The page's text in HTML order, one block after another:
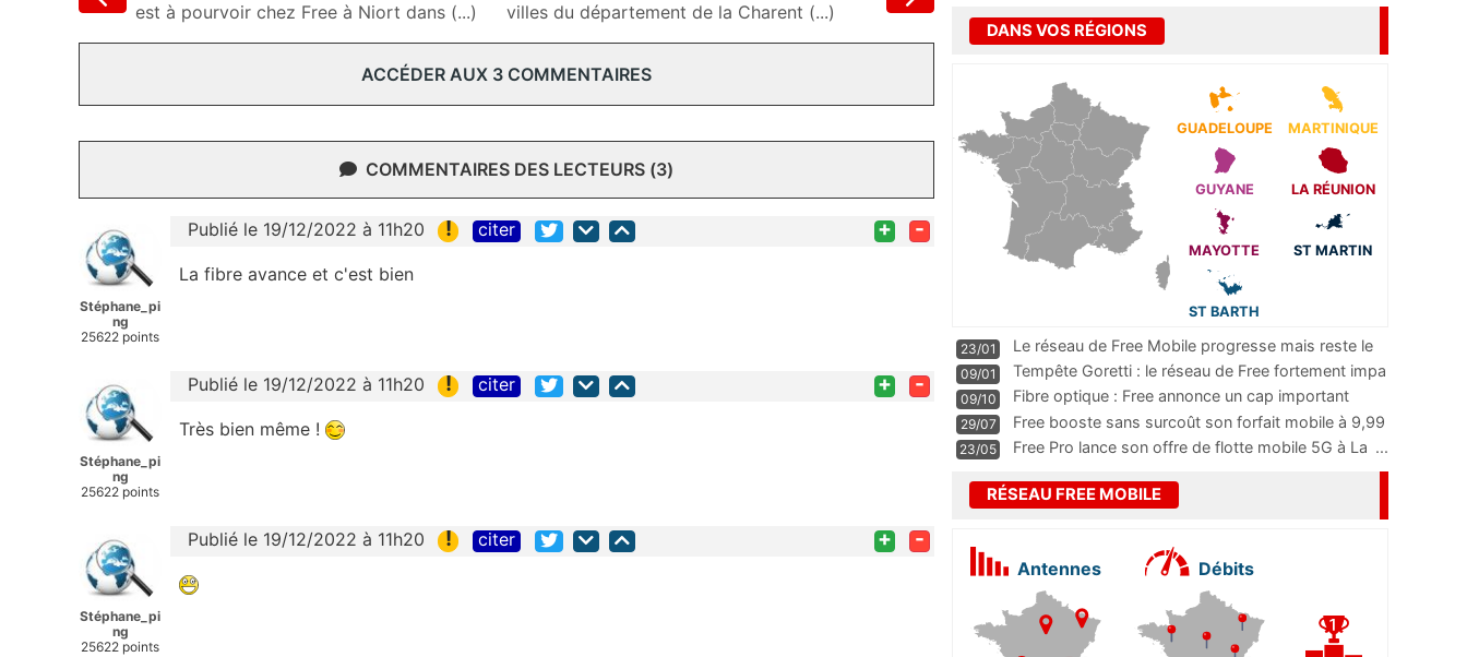
est à pourvoir chez Free à Niort dans (...)
villes du département de la Charent (...)
ACCÉDER AUX 3 COMMENTAIRES
COMMENTAIRES DES LECTEURS (3)
Stéphane_pi
ng
25622 points
Publié le 19/12/2022 à 11h20 ! citer + -
La fibre avance et c'est bien
Stéphane_pi
ng
25622 points
Publié le 19/12/2022 à 11h20 ! citer + -
Très bien même !
Stéphane_pi
ng
25622 points
Publié le 19/12/2022 à 11h20 ! citer + -
DANS VOS RÉGIONS
GUADELOUPE MARTINIQUE
GUYANE LA RÉUNION
MAYOTTE ST MARTIN
ST BARTH
23/01
Le réseau de Free Mobile progresse mais reste le
m
...
09/01
Tempête Goretti : le réseau de Free fortement impa
09/10
Fibre optique : Free annonce un cap important
pass
...
29/07
Free booste sans surcoût son forfait mobile à 9,99
23/05 Free Pro lance son offre de flotte mobile 5G à La ...
RÉSEAU FREE MOBILE
Antennes Débits